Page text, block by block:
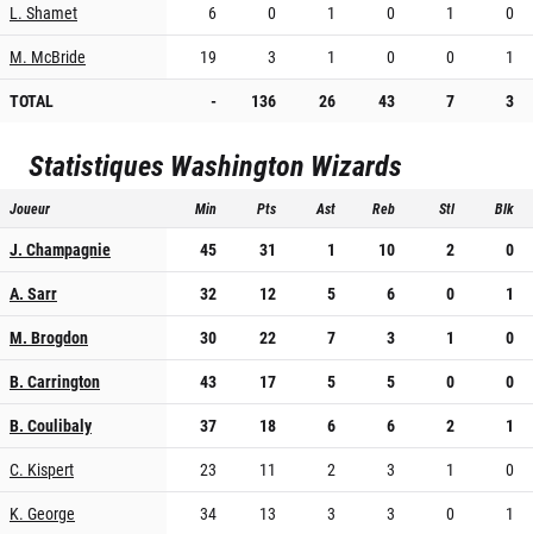
L. Shamet
6 0 1 0 1
0
M. McBride
19 3 1 0 0
1
TOTAL
- 136 26 43 7 3
Statistiques Washington Wizards
Joueur Min Pts Ast Reb Stl Blk
J. Champagnie 45 31 1 10 2
0
A. Sarr
32 12 5 6 0
1
M. Brogdon
30 22 7 3 1
0
B. Carrington
43 17 5 5 0
0
B. Coulibaly
37 18 6 6 2
1
C. Kispert
23 11 2 3 1
0
K. George
34 13 3 3 0
1